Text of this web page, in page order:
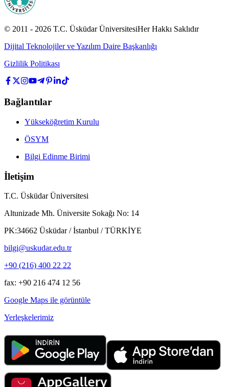
© 2011 - 2026 T.C. Üsküdar ÜniversitesiHer Hakkı Saklıdır
Dijital Teknolojiler ve Yazılım Daire Başkanlığı
Gizlilik Politikası
Bağlantılar
Yükseköğretim Kurulu
ÖSYM
Bilgi Edinme Birimi
İletişim
T.C. Üsküdar Üniversitesi
Altunizade Mh. Üniversite Sokağı No: 14
PK:34662 Üsküdar / İstanbul / TÜRKİYE
bilgi@uskudar.edu.tr
+90 (216) 400 22 22
fax: +90 216 474 12 56
Google Maps ile görüntüle
Yerleşkelerimiz